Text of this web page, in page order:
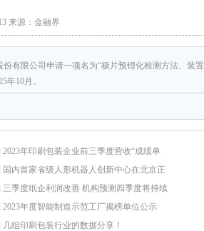
来源：金融界
有限公司申请一项名为“极片预锂化检测方法、装置
年10月。
2023年印刷包装企业前三季度营收“成绩单
国内首家省级人形机器人创新中心在北京正
三季度纸企利润改善 机构预测四季度将持续
2023年度智能制造示范工厂揭榜单位公示
几组印刷包装行业的数据分享！